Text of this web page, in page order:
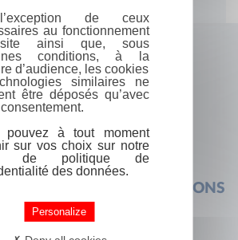
? FOIRE AUX QUESTIONS
de ceux
au fonctionnement
ainsi que, sous
conditions, à la
d’audience, les cookies
similaires ne
être déposés qu’avec
pouvez à tout moment
sur vos choix sur notre
de politique de
des données.
Personalize